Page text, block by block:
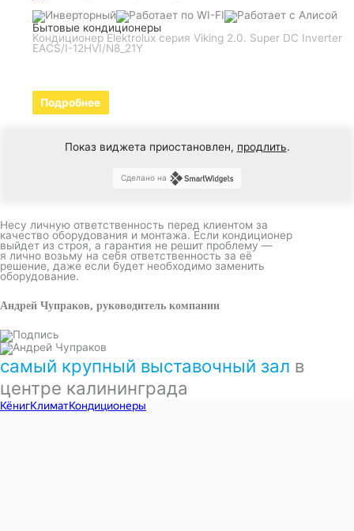
Бытовые кондиционеры
Кондиционер Elektrolux серия Viking 2.0. Super DC Inverter
EACS/I-12HVI/N8_21Y
Подробнее
Показ виджета приостановлен, продлить.
Сделано на
Несу личную ответственность перед клиентом за
качество оборудования и монтажа. Если кондиционер
выйдет из строя, а гарантия не решит проблему —
я лично возьму на себя ответственность за её
решение, даже если будет необходимо заменить
оборудование.
Андрей Чупраков, руководитель компании
самый крупный выставочный зал в
центре калининграда
КёнигКлимат
Кондиционеры в Калининграде